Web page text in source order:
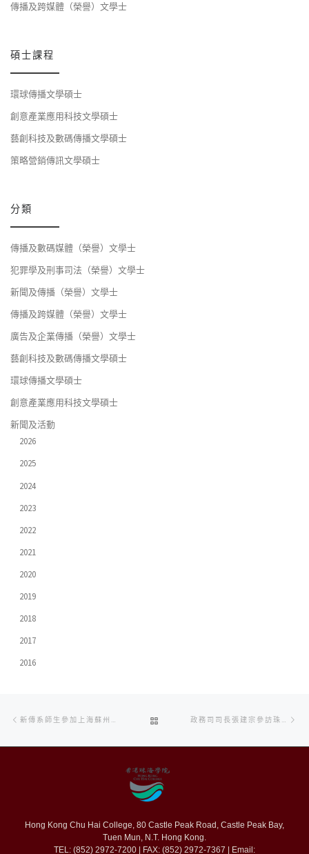
傳播及跨媒體（榮譽）文學士
碩士課程
環球傳播文學碩士
創意產業應用科技文學碩士
藝創科技及數碼傳播文學碩士
策略營銷傳訊文學碩士
分類
傳播及數碼媒體（榮譽）文學士
犯罪學及刑事司法（榮譽）文學士
新聞及傳播（榮譽）文學士
傳播及跨媒體（榮譽）文學士
廣告及企業傳播（榮譽）文學士
藝創科技及數碼傳播文學碩士
環球傳播文學碩士
創意產業應用科技文學碩士
新聞及活動
2026
2025
2024
2023
2022
2021
2020
2019
2018
2017
2016
navigation
Previous
TO
POST
Hong Kong Chu Hai College, 80 Castle Peak Road, Castle Peak Bay,
Tuen Mun, N.T. Hong Kong.
TEL: (852) 2972-7200 | FAX: (852) 2972-7367 | Email: